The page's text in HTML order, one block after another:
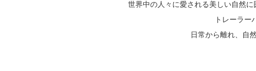
世界中の人々に愛される美しい自然
トレーラー
日常から離れ、自